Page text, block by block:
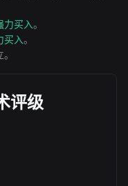
力买入。
买入。
。
评级